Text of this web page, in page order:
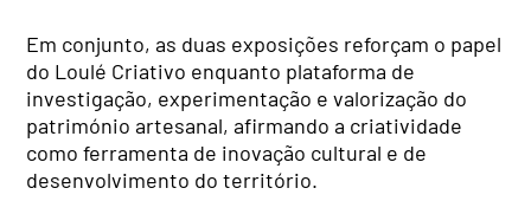
Em conjunto, as duas exposições reforçam o papel
do Loulé Criativo enquanto plataforma de
investigação, experimentação e valorização do
património artesanal, afirmando a criatividade
como ferramenta de inovação cultural e de
desenvolvimento do território.